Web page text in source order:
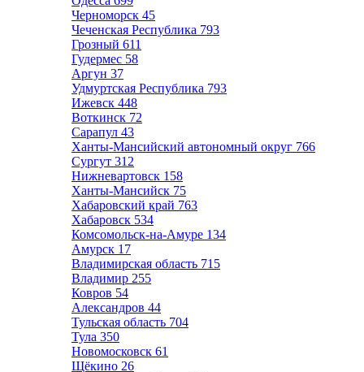
Черноморск 45
Чеченская Республика 793
Грозный 611
Гудермес 58
Аргун 37
Удмуртская Республика 793
Ижевск 448
Воткинск 72
Сарапул 43
Ханты-Мансийский автономный округ 766
Сургут 312
Нижневартовск 158
Ханты-Мансийск 75
Хабаровский край 763
Хабаровск 534
Комсомольск-на-Амуре 134
Амурск 17
Владимирская область 715
Владимир 255
Ковров 54
Александров 44
Тульская область 704
Тула 350
Новомосковск 61
Щёкино 26